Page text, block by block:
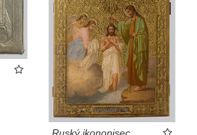
Ruský ikonopisec